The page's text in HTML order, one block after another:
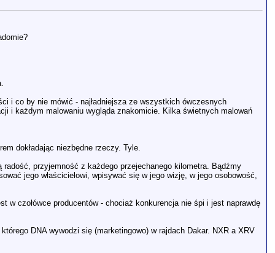
i co by nie mówić - najładniejsza ze wszystkich ówczesnych
i każdym malowaniu wygląda znakomicie. Kilka świetnych malowań
dokładając niezbędne rzeczy. Tyle.
przyjemność z każdego przejechanego kilometra. Bądźmy
jego właścicielowi, wpisywać się w jego wizję, w jego osobowość,
czołówce producentów - chociaż konkurencja nie śpi i jest naprawdę
DNA wywodzi się (marketingowo) w rajdach Dakar. NXR a XRV